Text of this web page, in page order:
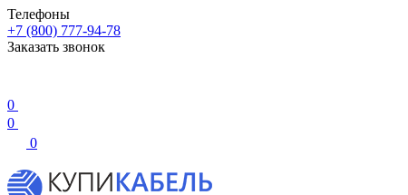
Телефоны
+7 (800) 777-94-78
Заказать звонок
0
0
0